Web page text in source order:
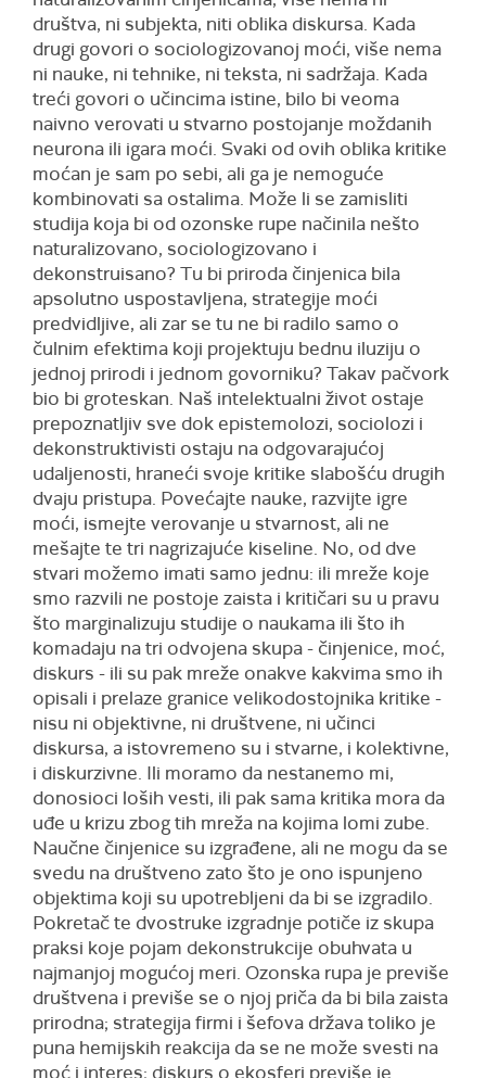
društva, ni subjekta, niti oblika diskursa. Kada
drugi govori o sociologizovanoj moći, više nema
ni nauke, ni tehnike, ni teksta, ni sadržaja. Kada
treći govori o učincima istine, bilo bi veoma
naivno verovati u stvarno postojanje moždanih
neurona ili igara moći. Svaki od ovih oblika kritike
moćan je sam po sebi, ali ga je nemoguće
kombinovati sa ostalima. Može li se zamisliti
studija koja bi od ozonske rupe načinila nešto
naturalizovano, sociologizovano i
dekonstruisano? Tu bi priroda činjenica bila
apsolutno uspostavljena, strategije moći
predvidljive, ali zar se tu ne bi radilo samo o
čulnim efektima koji projektuju bednu iluziju o
jednoj prirodi i jednom govorniku? Takav pačvork
bio bi groteskan. Naš intelektualni život ostaje
prepoznatljiv sve dok epistemolozi, sociolozi i
dekonstruktivisti ostaju na odgovarajućoj
udaljenosti, hraneći svoje kritike slabošću drugih
dvaju pristupa. Povećajte nauke, razvijte igre
moći, ismejte verovanje u stvarnost, ali ne
mešajte te tri nagrizajuće kiseline. No, od dve
stvari možemo imati samo jednu: ili mreže koje
smo razvili ne postoje zaista i kritičari su u pravu
što marginalizuju studije o naukama ili što ih
komadaju na tri odvojena skupa - činjenice, moć,
diskurs - ili su pak mreže onakve kakvima smo ih
opisali i prelaze granice velikodostojnika kritike -
nisu ni objektivne, ni društvene, ni učinci
diskursa, a istovremeno su i stvarne, i kolektivne,
i diskurzivne. Ili moramo da nestanemo mi,
donosioci loših vesti, ili pak sama kritika mora da
uđe u krizu zbog tih mreža na kojima lomi zube.
Naučne činjenice su izgrađene, ali ne mogu da se
svedu na društveno zato što je ono ispunjeno
objektima koji su upotrebljeni da bi se izgradilo.
Pokretač te dvostruke izgradnje potiče iz skupa
praksi koje pojam dekonstrukcije obuhvata u
najmanjoj mogućoj meri. Ozonska rupa je previše
društvena i previše se o njoj priča da bi bila zaista
prirodna; strategija firmi i šefova država toliko je
puna hemijskih reakcija da se ne može svesti na
moć i interes; diskurs o ekosferi previše je